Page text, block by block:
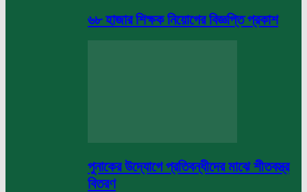
৬৮ হাজার শিক্ষক নিয়োগের বিজ্ঞপ্তি প্রকাশ
পুনাকের উদ্যোগে প্রতিবন্ধীদের মাঝে শীতবস্ত্র
বিতরণ